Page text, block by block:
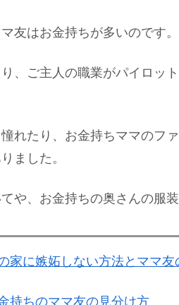
友はお金持ちが多いのです。
、ご主人の職業がパイロッ
れたり、お金持ちママのフ
ました。
や、お金持ちの奥さんの服
家に嫉妬しない方法とママ友
持ちのママ友の見分け方